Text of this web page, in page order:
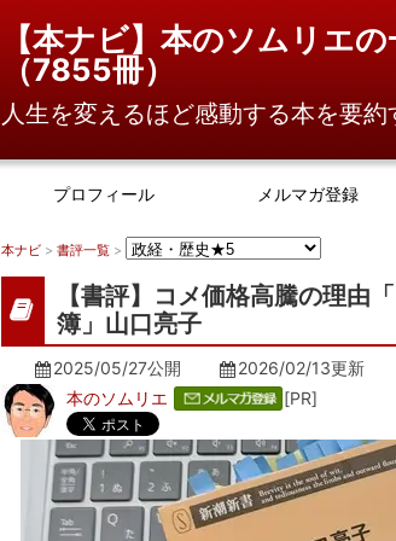
【本ナビ】本のソムリエ
（7855冊）
人生を変えるほど感動する本を要
プロフィール メルマガ登録
本ナビ > 書評一覧 >
【書評】コメ価格高騰の理由
簿」山口亮子
2025/05/27公開 2026/02/13更新
本のソムリエ
[PR]